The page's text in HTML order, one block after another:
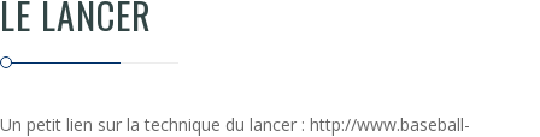
LE LANCER
Un petit lien sur la technique du lancer : http://www.baseball-